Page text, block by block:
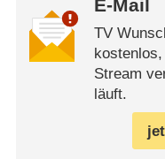
E-Mail
TV
Stream
läuft.